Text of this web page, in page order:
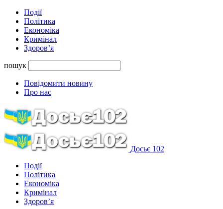
Події
Політика
Економіка
Кримінал
Здоров’я
пошук
Повідомити новину
Про нас
Досьє 102
Події
Політика
Економіка
Кримінал
Здоров’я